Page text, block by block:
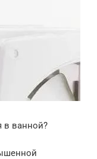
в ванной?